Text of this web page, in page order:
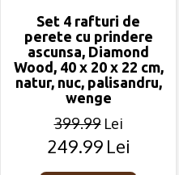
Set 4 rafturi de
perete cu prindere
ascunsa, Diamond
Wood, 40 x 20 x 22 cm,
natur, nuc, palisandru,
wenge
399.99 Lei
Original
249.99 Lei
Current